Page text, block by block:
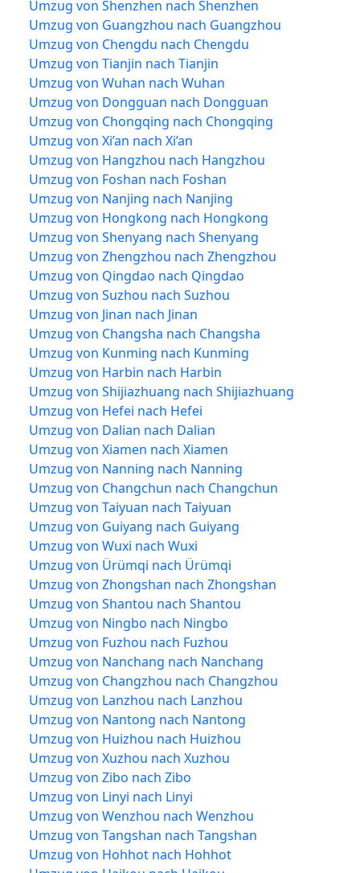
Umzug von Shenzhen nach Shenzhen
Umzug von Guangzhou nach Guangzhou
Umzug von Chengdu nach Chengdu
Umzug von Tianjin nach Tianjin
Umzug von Wuhan nach Wuhan
Umzug von Dongguan nach Dongguan
Umzug von Chongqing nach Chongqing
Umzug von Xi’an nach Xi’an
Umzug von Hangzhou nach Hangzhou
Umzug von Foshan nach Foshan
Umzug von Nanjing nach Nanjing
Umzug von Hongkong nach Hongkong
Umzug von Shenyang nach Shenyang
Umzug von Zhengzhou nach Zhengzhou
Umzug von Qingdao nach Qingdao
Umzug von Suzhou nach Suzhou
Umzug von Jinan nach Jinan
Umzug von Changsha nach Changsha
Umzug von Kunming nach Kunming
Umzug von Harbin nach Harbin
Umzug von Shijiazhuang nach Shijiazhuang
Umzug von Hefei nach Hefei
Umzug von Dalian nach Dalian
Umzug von Xiamen nach Xiamen
Umzug von Nanning nach Nanning
Umzug von Changchun nach Changchun
Umzug von Taiyuan nach Taiyuan
Umzug von Guiyang nach Guiyang
Umzug von Wuxi nach Wuxi
Umzug von Ürümqi nach Ürümqi
Umzug von Zhongshan nach Zhongshan
Umzug von Shantou nach Shantou
Umzug von Ningbo nach Ningbo
Umzug von Fuzhou nach Fuzhou
Umzug von Nanchang nach Nanchang
Umzug von Changzhou nach Changzhou
Umzug von Lanzhou nach Lanzhou
Umzug von Nantong nach Nantong
Umzug von Huizhou nach Huizhou
Umzug von Xuzhou nach Xuzhou
Umzug von Zibo nach Zibo
Umzug von Linyi nach Linyi
Umzug von Wenzhou nach Wenzhou
Umzug von Tangshan nach Tangshan
Umzug von Hohhot nach Hohhot